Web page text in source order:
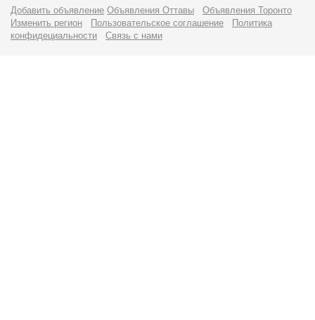
Добавить объявление Объявления Оттавы
Объявления Торонто
Изменить регион
Пользовательское соглашение
Политика
конфидециальности
Связь с нами